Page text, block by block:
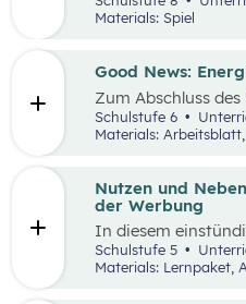
Schüler:innen
Ernährungsrat, wie
auf Umwelt,
auswirken.
Materials: Spiel
Nutzen und
der Werbung
In diesem
lernen die
Vor- und Nachteile
Schulstufe 5
Materials: Lernpaket,
Good News:
Zum Abschluss
„Energie und
Schüler:innen mit
Beispielen, damit
nicht überwältigt
Schulstufe 6
Materials: